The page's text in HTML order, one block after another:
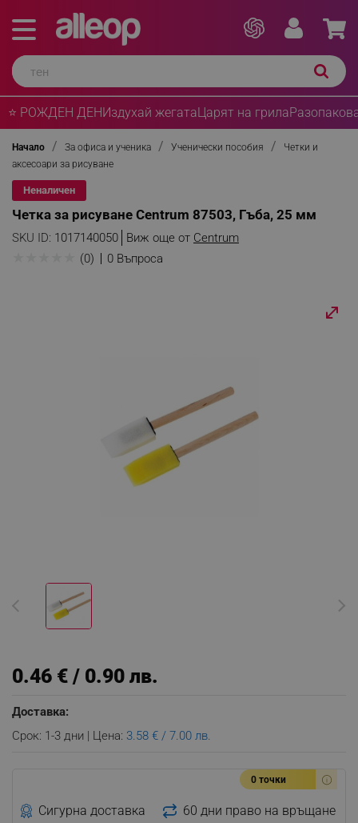
⭐ РОЖДЕН ДЕНИздухай жегатаЦарят на грила
Начало За офиса и ученика Ученически пособия
Четки и
аксесоари за рисуване
Неналичен
Четка за рисуване Centrum 87503, Гъба, 25 мм
SKU ID: 1017140050 Виж още от Centrum
(0) 0 Въпроса
0.46 € / 0.90 лв.
Доставка:
Срок: 1-3 дни | Цена: 3.58 € / 7.00 лв.
0 точки
Сигурна доставка
60 дни право на връщане